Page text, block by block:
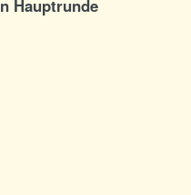
Hauptrunde